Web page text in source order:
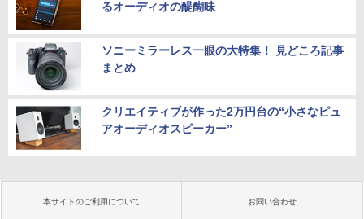
るオーディオの醍醐味
ソニーミラーレス一眼の大特集！ 見どころ記事
まとめ
クリエイティブが作った2万円台の“小さなピュ
アオーディオスピーカー”
本サイトのご利用について お問い合わせ